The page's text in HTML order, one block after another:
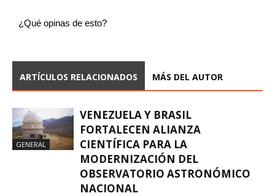
¿Qué opinas de esto?
ARTÍCULOS RELACIONADOS MÁS DEL AUTOR
GENERAL
VENEZUELA Y BRASIL
FORTALECEN ALIANZA
CIENTÍFICA PARA LA
MODERNIZACIÓN DEL
OBSERVATORIO ASTRONÓMICO
NACIONAL